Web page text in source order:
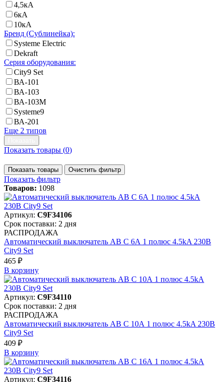
4,5кА
6кА
10кА
Бренд (Сублинейка):
Systeme Electric
Dekraft
Серия оборудования:
City9 Set
ВА-101
ВА-103
ВА-103M
Systeme9
ВА-201
Еще 2 типов
Показать товары (0)
Показать товары Очистить фильтр
Показать фильтр
Товаров: 1098
Артикул: C9F34106
Срок поставки: 2 дня
РАСПРОДАЖА
Автоматический выключатель АВ C 6А 1 полюс 4.5kA 230В
City9 Set
465 ₽
В корзинy
Артикул: C9F34110
Срок поставки: 2 дня
РАСПРОДАЖА
Автоматический выключатель АВ C 10А 1 полюс 4.5kA 230В
City9 Set
409 ₽
В корзинy
Артикул: C9F34116